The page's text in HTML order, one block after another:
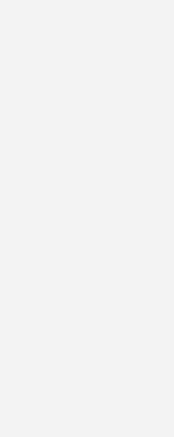
Beitrag zum globalen 1,5-
CO
ebenfalls sehr schnell
Pro-Kopf-Emissionen weltweit
keinen überproportionalen
sich dieses Ziel noch
eine Studie Diskussionsimpulse
Institut mit finanzieller
for Future Deutschland
bis
zwar sehr ambitioniert, aber
aus heutiger Sicht möglichen
dafür ist vor allem ein